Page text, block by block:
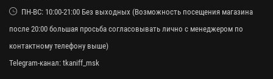
ПН-ВС: 10:00-21:00 Без выходных (Возможность посещения магазина
после 20:00 большая просьба согласовывать лично с менеджером по
контактному телефону выше)
Telegram-канал: tkaniff_msk